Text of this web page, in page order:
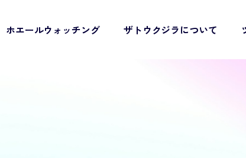
ホエールウォッチング ザトウクジラについて